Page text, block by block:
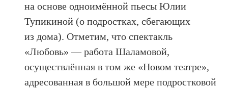
на основе одноимённой пьесы Юлии
Тупикиной (о подростках, сбегающих
из дома). Отметим, что спектакль
«Любовь» — работа Шаламовой,
осуществлённая в том же «Новом театре»,
адресованная в большой мере подростковой